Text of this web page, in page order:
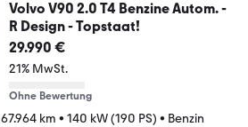
Volvo V90 2.0 T4 Benzine Autom. -
R Design - Topstaat!
29.990 €
21% MwSt.
Ohne Bewertung
67.964 km • 140 kW (190 PS) • Benzin